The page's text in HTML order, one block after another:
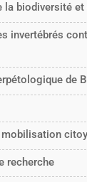
la biodiversité
invertébrés
de
recherche